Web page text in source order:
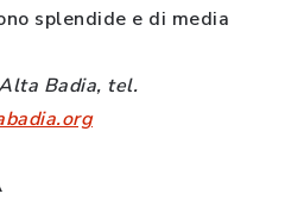
splendide e di media
Badia, tel.